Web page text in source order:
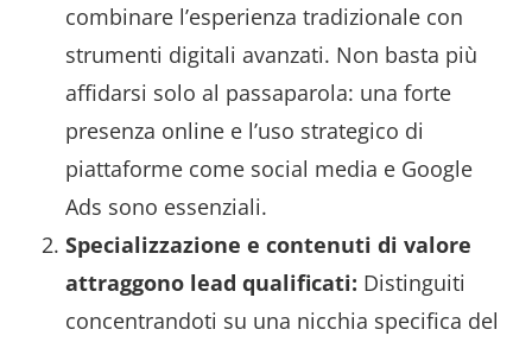
combinare l’esperienza tradizionale con
strumenti digitali avanzati. Non basta più
affidarsi solo al passaparola: una forte
presenza online e l’uso strategico di
piattaforme come social media e Google
Ads sono essenziali.
Specializzazione e contenuti di valore
attraggono lead qualificati: Distinguiti
concentrandoti su una nicchia specifica del